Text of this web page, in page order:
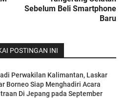
Sebelum Beli Smartphone
Baru
POSTINGAN INI
Perwakilan Kalimantan, Laskar
Borneo Siap Menghadiri Acara
Di Jepang pada September